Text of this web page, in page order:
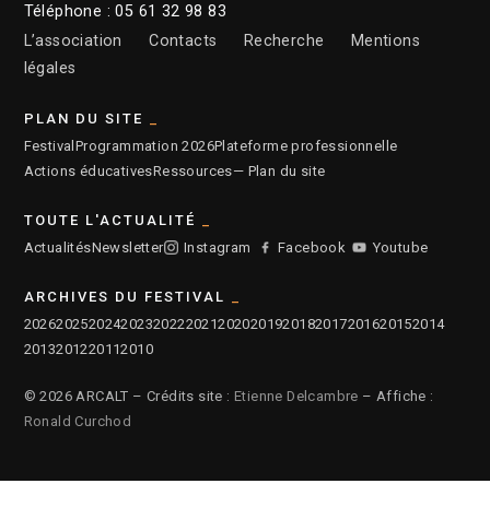
Téléphone : 05 61 32 98 83
L’association
Contacts Recherche
Mentions
légales
PLAN DU SITE
FestivalProgrammation 2026Plateforme professionnelle
Actions éducativesRessources— Plan du site
TOUTE L'ACTUALITÉ
ActualitésNewsletter Instagram Facebook Youtube
ARCHIVES DU FESTIVAL
2026202520242023202220212020201920182017201620152014
2013201220112010
© 2026 ARCALT – Crédits site : Etienne Delcambre – Affiche :
Ronald Curchod